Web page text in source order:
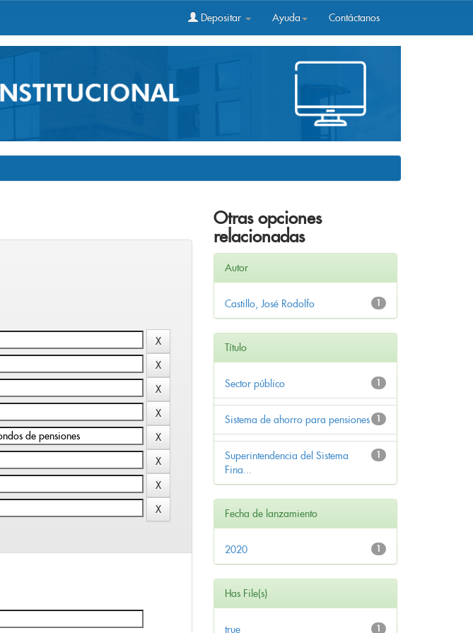
Depositar Ayuda Contáctanos
Otras opciones
relacionadas
Autor
1
Castillo, José Rodolfo
Título
1
Sector público
1
Sistema de ahorro para pensiones
1
Superintendencia del Sistema
Fina...
Fecha de lanzamiento
1
2020
Has File(s)
1
true